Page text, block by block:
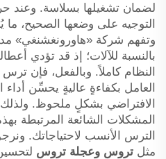
لضمان تشغيلها بسلاسة. وعند
التوجيه على وضعها الصحيح، ما
وتفهم شركة «هاورونغشنغي»
بالنسبة للآلات؛ إذ قد تؤدي
النظام كاملاً. وبالفعل، فإن
العامل بكفاءةٍ عاليةٍ يحسِّن أداء
الافتراضي بشكلٍ ملحوظ.
المشكلات الشائعة المرتبطة
الترس الأنسب لاحتياجاتك.
مثل تروس وعجلة تروس